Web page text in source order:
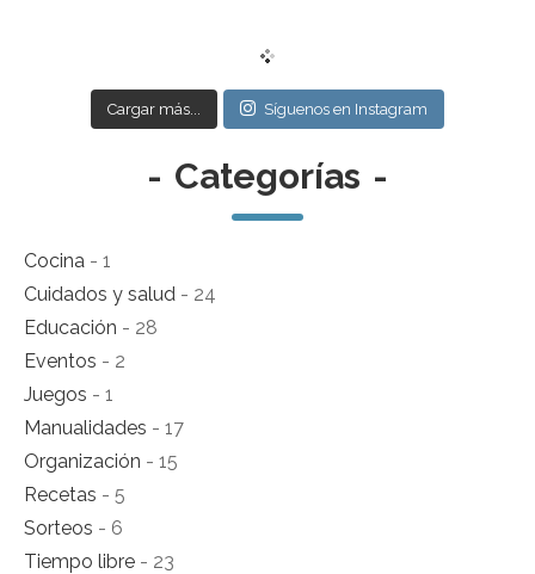
Cargar más... Síguenos en Instagram
- Categorías -
Cocina - 1
Cuidados y salud - 24
Educación - 28
Eventos - 2
Juegos - 1
Manualidades - 17
Organización - 15
Recetas - 5
Sorteos - 6
Tiempo libre - 23